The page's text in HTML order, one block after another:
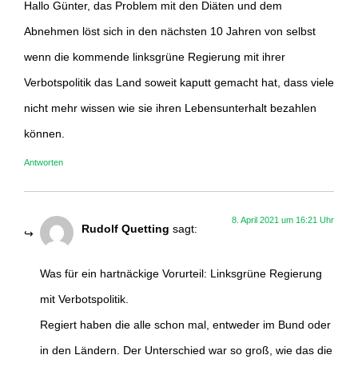
Hallo Günter, das Problem mit den Diäten und dem
Abnehmen löst sich in den nächsten 10 Jahren von selbst
wenn die kommende linksgrüne Regierung mit ihrer
Verbotspolitik das Land soweit kaputt gemacht hat, dass viele
nicht mehr wissen wie sie ihren Lebensunterhalt bezahlen
können.
Antworten
Rudolf Quetting sagt:
8. April 2021 um 16:21 Uhr
Was für ein hartnäckige Vorurteil: Linksgrüne Regierung
mit Verbotspolitik.
Regiert haben die alle schon mal, entweder im Bund oder
in den Ländern. Der Unterschied war so groß, wie das die